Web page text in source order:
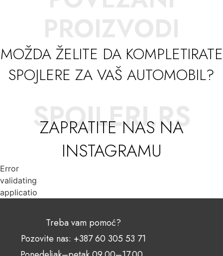
MOŽDA ŽELITE DA KOMPLETIRATE
SPOJLERE ZA VAŠ AUTOMOBIL?
SPOJLERI.RS
ZAPRATITE NAS NA
INSTAGRAMU
Error
validating
application
Treba vam pomoć?
Pozovite nas: +387 60 305 53 71